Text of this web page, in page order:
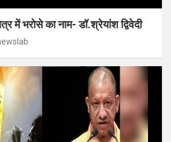
में भरोसे का नाम- डॉ.श्रेयांश द्विवेदी